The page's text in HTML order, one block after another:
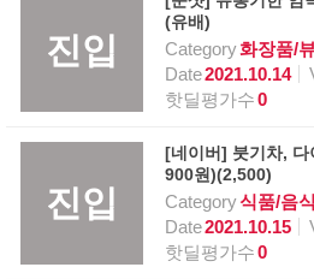
진입
(유배)
Category화장품/
Date2021.10.14
핫딜평가수0
진입
[네이버] 붓기차, 다
900원)(2,500)
Category식품/음식
Date2021.10.15
핫딜평가수0